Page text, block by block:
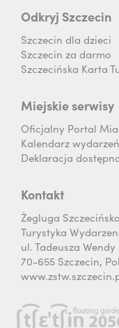
Odkryj Szczecin
Szczecin dla dzieci
Szczecin za darmo
Szczecińska Karta
Miejskie serwisy
Oficjalny Portal
Kalendarz
Deklaracja
Kontakt
Żegluga Szczecińska
Turystyka
ul. Tadeusza Wendy
70-655 Szczecin,